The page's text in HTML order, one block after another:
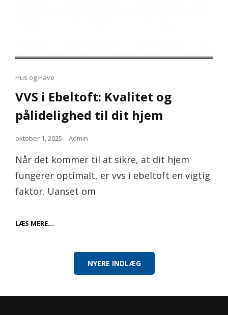
Cat
Hus og Have
VVS i Ebeltoft: Kvalitet og
pålidelighed til dit hjem
Posted
oktober 1, 2025 Admin
Når det kommer til at sikre, at dit hjem
fungerer optimalt, er vvs i ebeltoft en vigtig
faktor. Uanset om
LÆS MERE…
PÅLIDELIGHEDNYERE INDLÆG